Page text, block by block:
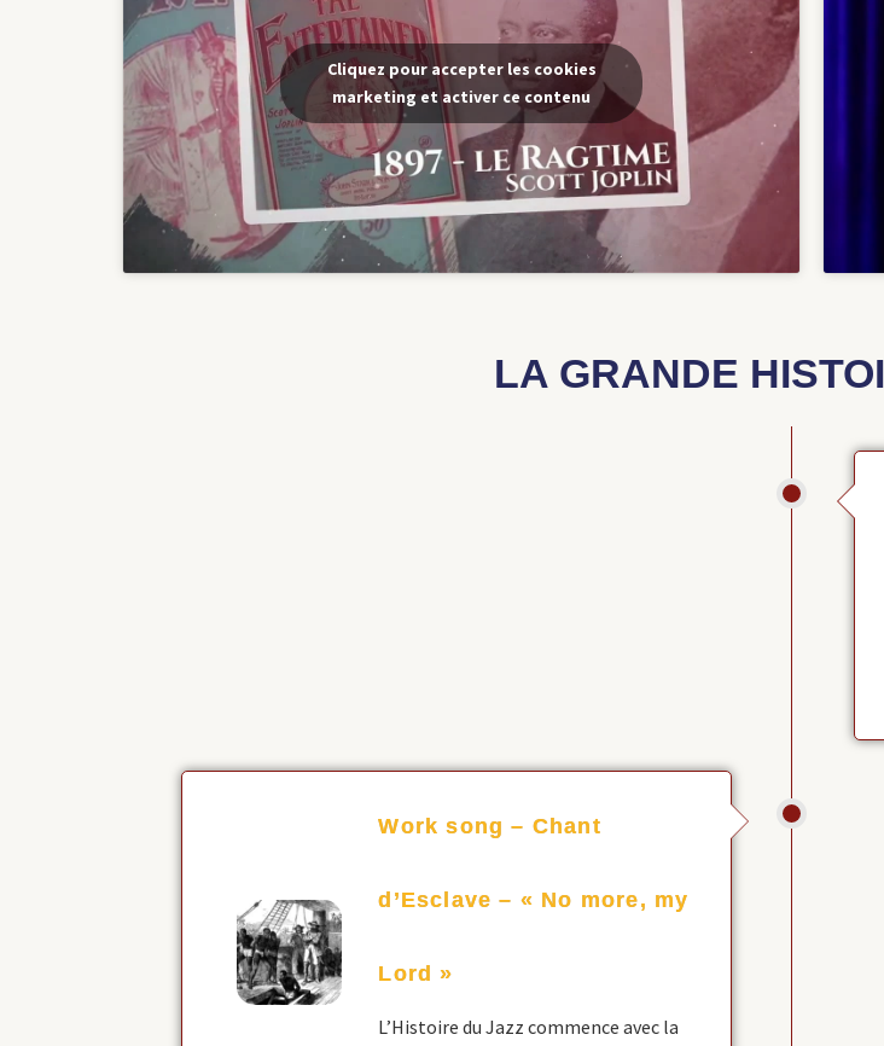
Cliquez pour accepter les cookies
marketing et activer ce contenu
LA GRANDE
Work song – Chant
d’Esclave – « No more, my
Lord »
L’Histoire du Jazz commence avec la